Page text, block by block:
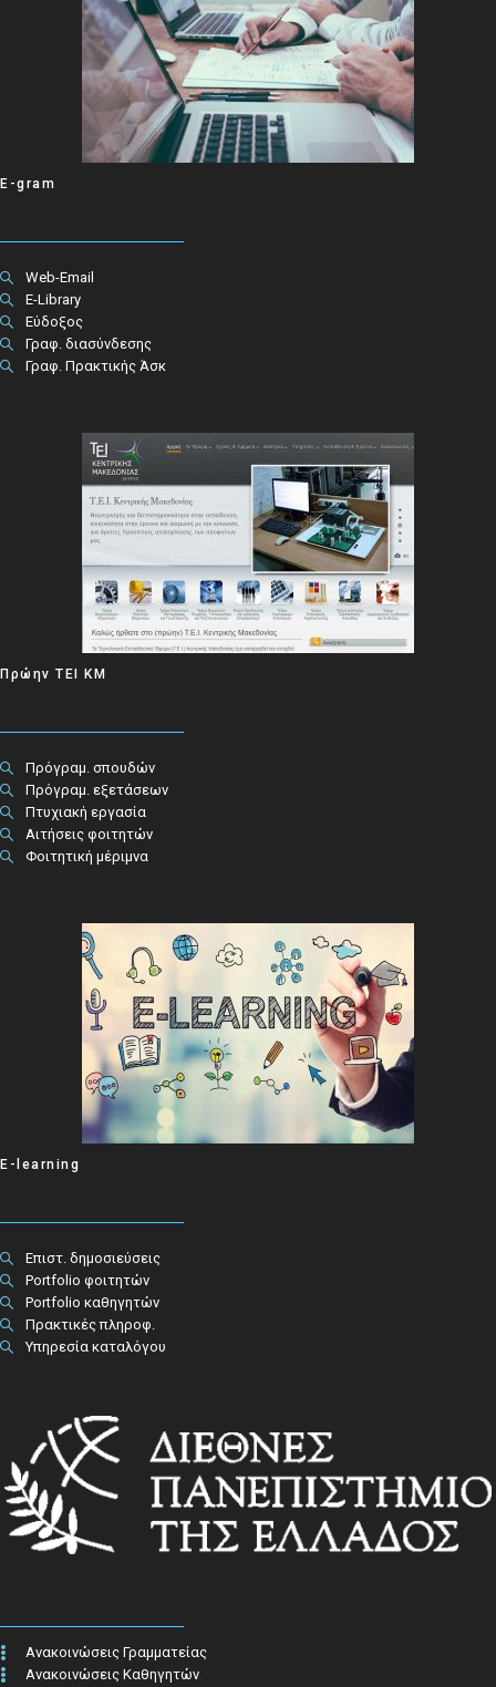
E-gram
Web-Email
E-Library
Εύδοξος
Γραφ. διασύνδεσης
Γραφ. Πρακτικής Άσκ
Πρώην ΤΕΙ ΚΜ
Πρόγραμ. σπουδών
Πρόγραμ. εξετάσεων
Πτυχιακή εργασία
Αιτήσεις φοιτητών
Φοιτητική μέριμνα
E-learning
Επιστ. δημοσιεύσεις
Portfolio φοιτητών
Portfolio καθηγητών
Πρακτικές πληροφ.​
Υπηρεσία καταλόγου
Ανακοινώσεις Γραμματείας
Ανακοινώσεις Καθηγητών